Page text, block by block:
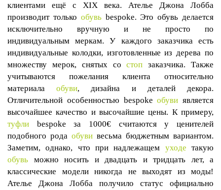
клиентами ещё с XIX века. Ателье Джона Лобба
производит только обувь bespoke. Это обувь делается
исключительно вручную и не просто по
индивидуальным меркам. У каждого заказчика есть
индивидуальные колодки, изготовленные из дерева по
множеству мерок, снятых состоп заказчика. Также
учитываются пожелания клиента относительно
материалаобуви, дизайна и деталей декора.
Отличительной особенностью bespoke обуви является
высочайшее качество и высочайшие цены. К примеру,
туфли bespoke за 1000€ считаются у ценителей
подобного рода обуви весьма бюджетным вариантом.
Заметим, однако, что при надлежащем уходе такую
обувь можно носить и двадцать и тридцать лет, а
классические модели никогда не выходят из моды!
Ателье Джона Лобба получило статус официально